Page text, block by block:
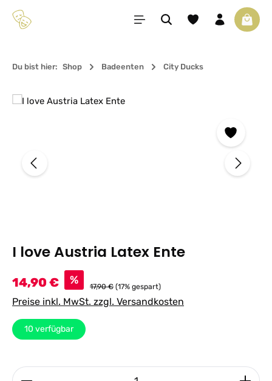
Zum Hauptinhalt springen Du hast 0 Produkte
Du bist hier: Shop Badeenten City Ducks
Bildergalerie überspringen
I love Austria Latex Ente
Verkaufspreis:
14,90 € % 17,90 € (17% gespart)
Preise inkl. MwSt. zzgl. Versandkosten
10 verfügbar
Produkt Anzahl: Gib den gewünschten Wert ein